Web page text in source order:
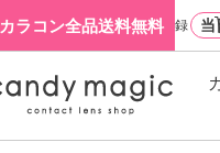
カラコン全品送料無料 当
ログイン・新規会員登録